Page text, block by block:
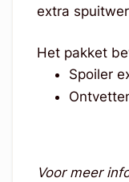
extra
Het pakket
Spoiler
Voor meer